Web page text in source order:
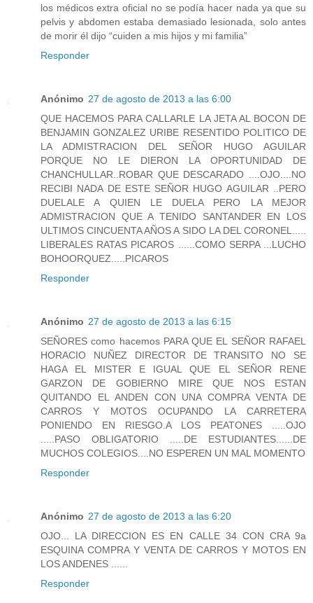
los médicos extra oficial no se podía hacer nada ya que su
pelvis y abdomen estaba demasiado lesionada, solo antes
de morir él dijo “cuiden a mis hijos y mi familia”
Responder
Anónimo 27 de agosto de 2013 a las 6:00
QUE HACEMOS PARA CALLARLE LA JETA AL BOCON DE
BENJAMIN GONZALEZ URIBE RESENTIDO POLITICO DE
LA ADMISTRACION DEL SEÑOR HUGO AGUILAR
PORQUE NO LE DIERON LA OPORTUNIDAD DE
CHANCHULLAR..ROBAR QUE DESCARADO ....OJO....NO
RECIBI NADA DE ESTE SEÑOR HUGO AGUILAR ..PERO
DUELALE A QUIEN LE DUELA PERO LA MEJOR
ADMISTRACION QUE A TENIDO SANTANDER EN LOS
ULTIMOS CINCUENTA AÑOS A SIDO LA DEL CORONEL.....
LIBERALES RATAS PICAROS ......COMO SERPA ...LUCHO
BOHOORQUEZ.....PICAROS
Responder
Anónimo 27 de agosto de 2013 a las 6:15
SEÑORES como hacemos PARA QUE EL SEÑOR RAFAEL
HORACIO NUÑEZ DIRECTOR DE TRANSITO NO SE
HAGA EL MISTER E IGUAL QUE EL SEÑOR RENE
GARZON DE GOBIERNO MIRE QUE NOS ESTAN
QUITANDO EL ANDEN CON UNA COMPRA VENTA DE
CARROS Y MOTOS OCUPANDO LA CARRETERA
PONIENDO EN RIESGO.A LOS PEATONES .....OJO
.....PASO OBLIGATORIO .....DE ESTUDIANTES......DE
MUCHOS COLEGIOS....NO ESPEREN UN MAL MOMENTO
Responder
Anónimo 27 de agosto de 2013 a las 6:20
OJO... LA DIRECCION ES EN CALLE 34 CON CRA 9a
ESQUINA COMPRA Y VENTA DE CARROS Y MOTOS EN
LOS ANDENES ......
Responder